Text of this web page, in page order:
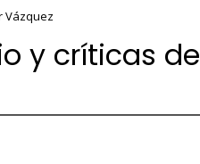
Vázquez
y críticas de